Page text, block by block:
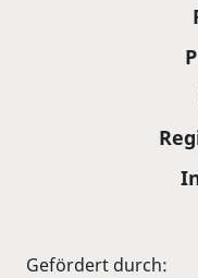
Gefördert durch: